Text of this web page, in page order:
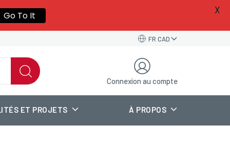
FR CAD
Connexion au compte
ET PROJETS À PROPOS
Go To It X